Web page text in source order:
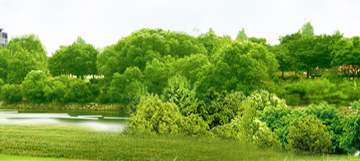
告 环境保护设备
技能研发